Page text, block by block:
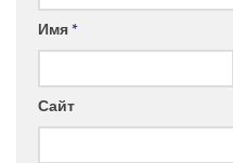
Имя*
Сайт